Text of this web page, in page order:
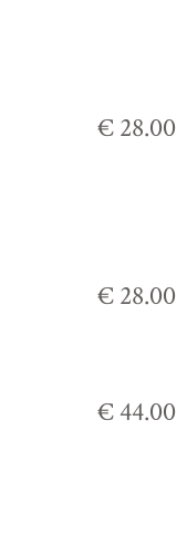
€ 28.00
€ 28.00
€ 44.00